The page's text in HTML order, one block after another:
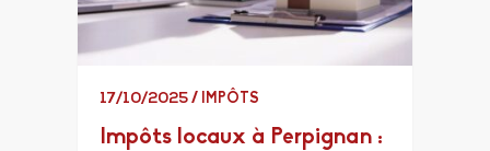
17/10/2025 / IMPÔTS
Impôts locaux à Perpignan :